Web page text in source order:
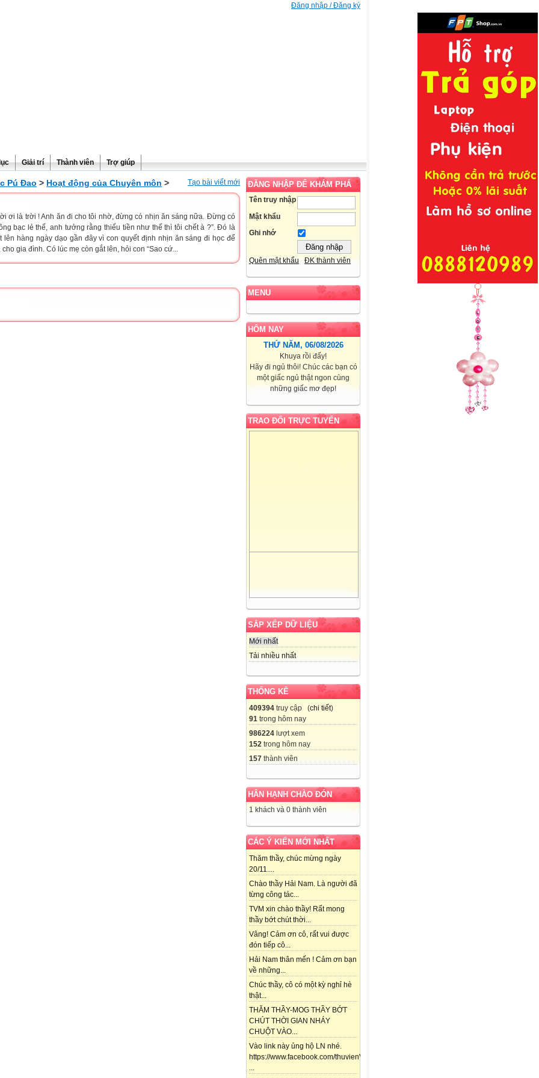
Đăng nhập / Đăng ký
Giải trí Thành viên Trợ giúp
ĐĂNG NHẬP ĐỂ KHÁM PHÁ
Tên truy nhập
Mật khẩu
Ghi nhớ
Quên mật khẩu ĐK thành viên
MENU
HÔM NAY
THỨ NĂM, 06/08/2026
Khuya rồi đấy!
Hãy đi ngủ thôi! Chúc các bạn có
một giấc ngủ thật ngon cùng
những giấc mơ đẹp!
TRAO ĐỔI TRỰC TUYẾN
SẮP XẾP DỮ LIỆU
Mới nhất
Tải nhiều nhất
THỐNG KÊ
409394 truy cập (chi tiết)
91 trong hôm nay
986224 lượt xem
152 trong hôm nay
157 thành viên
HÂN HẠNH CHÀO ĐÓN
1 khách và 0 thành viên
CÁC Ý KIẾN MỚI NHẤT
Thăm thầy, chúc mừng ngày
20/11....
Chào thầy Hải Nam. Là người đã
từng công tác...
TVM xin chào thầy! Rất mong
thầy bớt chút thời...
Vâng! Cảm ơn cô, rất vui được
đón tiếp cô...
Hải Nam thân mến ! Cảm ơn bạn
về những...
Chúc thầy, cô có một kỳ nghỉ hè
thật...
THĂM THẦY-MOG THẦY BỚT
CHÚT THỜI GIAN NHÁY
CHUỘT VÀO...
Vào link này ủng hộ LN nhé.
https://www.facebook.com/thuvienViolet.vn/posts/118357841688292
...
Pú Đao > Hoạt động của Chuyên môn > Tạo bài viết mới
ơi là trời ! Anh ăn đi cho tôi nhờ, đừng có nhịn ăn sáng nữa. Đừng có
bạc lẻ thế, anh tưởng rằng thiếu tiền như thế thì tôi chết à ?”. Đó là
lên hàng ngày dạo gần đây vì con quyết định nhịn ăn sáng đi học để
gia đình. Có lúc mẹ còn gắt lên, hỏi con “Sao cứ...